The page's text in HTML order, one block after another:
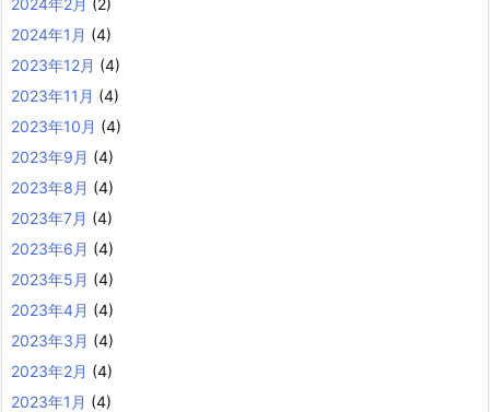
2024年1月 (4)
2023年12月 (4)
2023年11月 (4)
2023年10月 (4)
2023年9月 (4)
2023年8月 (4)
2023年7月 (4)
2023年6月 (4)
2023年5月 (4)
2023年4月 (4)
2023年3月 (4)
2023年2月 (4)
2023年1月 (4)